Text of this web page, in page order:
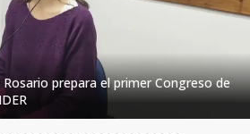
prepara el primer Congreso de